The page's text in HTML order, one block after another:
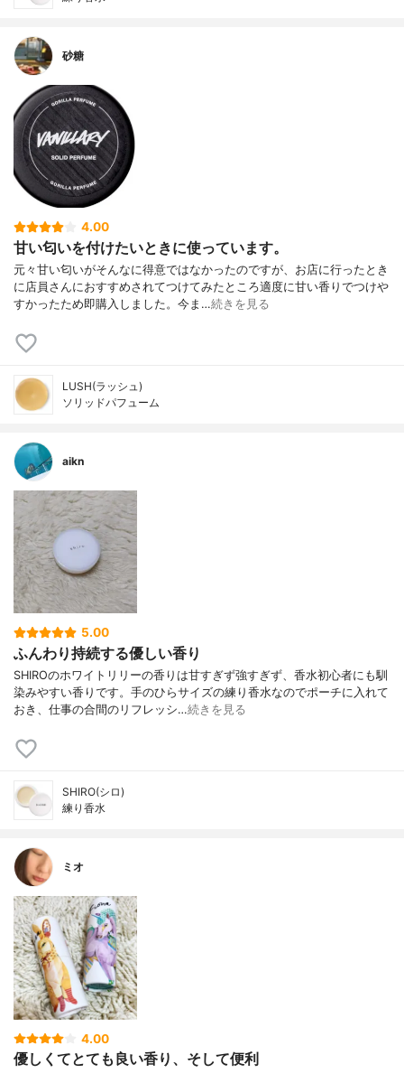
砂糖
4.00
甘い匂いを付けたいときに使っています。
元々甘い匂いがそんなに得意ではなかったのですが、お店に行ったとき
に店員さんにおすすめされてつけてみたところ適度に甘い香りでつけや
すかったため即購入しました。今ま…続きを見る
LUSH(ラッシュ)
ソリッドパフューム
aikn
5.00
ふんわり持続する優しい香り
SHIROのホワイトリリーの香りは甘すぎず強すぎず、香水初心者にも馴
染みやすい香りです。手のひらサイズの練り香水なのでポーチに入れて
おき、仕事の合間のリフレッシ…続きを見る
SHIRO(シロ)
練り香水
ミオ
4.00
優しくてとても良い香り、そして便利